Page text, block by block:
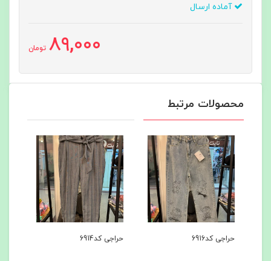
آماده ارسال
89,000 تومان
محصولات مرتبط
حراجی کد6914 ست هودی و شلوار کد6869